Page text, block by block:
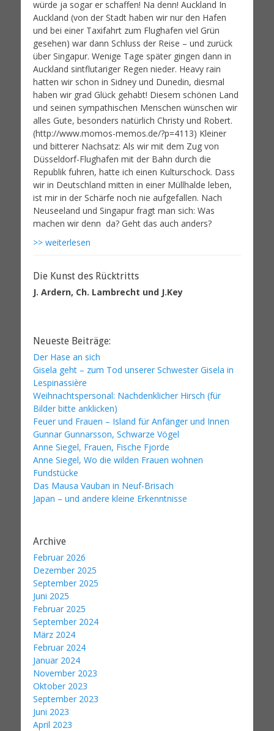
>> weiterlesen
Die Kunst des Rücktritts
J. Ardern, Ch. Lambrecht und J.Key
Neueste Beiträge:
Der Hase an sich
Gisela geht – zum Tod unserer Schwester Gisela in
Lespinassière
Weihnachtspersonal: Nachdenklicher Hirsch (für
Bilder bitte anklicken)
Feuer und Frauen – Island für Anfänger und Innen
Gunnar Gunnarsson, Schwarze Vögel
Anne Siegel, Frauen, Fische Fjorde
Anne Siegel, Wo die wilden Frauen wohnen
Fundstücke
Das Mausa Vauban in Neuf-Brisach
Japan – und andere kleine Erkenntnisse
Archive
Februar 2026
Dezember 2025
September 2025
Juni 2025
Februar 2025
September 2024
März 2024
Februar 2024
Januar 2024
November 2023
Oktober 2023
September 2023
Juni 2023
April 2023